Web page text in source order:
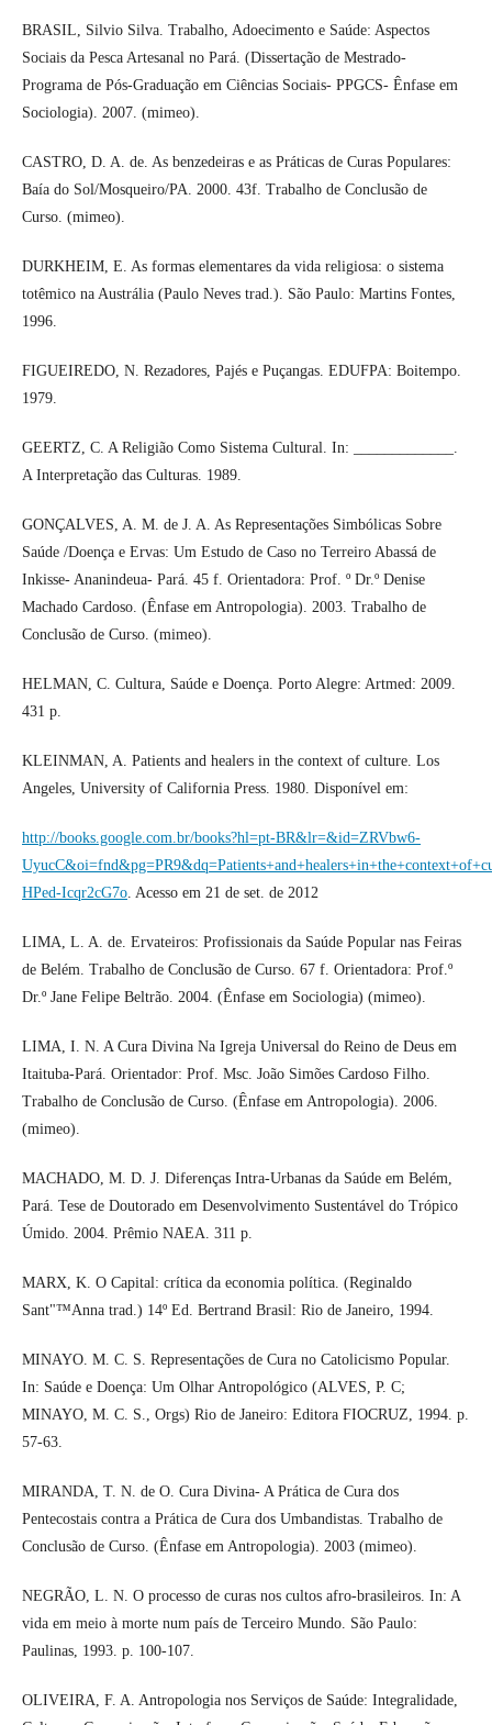
BRASIL, Silvio Silva. Trabalho, Adoecimento e Saúde: Aspectos
Sociais da Pesca Artesanal no Pará. (Dissertação de Mestrado-
Programa de Pós-Graduação em Ciências Sociais- PPGCS- Ênfase em
Sociologia). 2007. (mimeo).
CASTRO, D. A. de. As benzedeiras e as Práticas de Curas Populares:
Baía do Sol/Mosqueiro/PA. 2000. 43f. Trabalho de Conclusão de
Curso. (mimeo).
DURKHEIM, E. As formas elementares da vida religiosa: o sistema
totêmico na Austrália (Paulo Neves trad.). São Paulo: Martins Fontes,
1996.
FIGUEIREDO, N. Rezadores, Pajés e Puçangas. EDUFPA: Boitempo.
1979.
GEERTZ, C. A Religião Como Sistema Cultural. In: _____________.
A Interpretação das Culturas. 1989.
GONÇALVES, A. M. de J. A. As Representações Simbólicas Sobre
Saúde /Doença e Ervas: Um Estudo de Caso no Terreiro Abassá de
Inkisse- Ananindeua- Pará. 45 f. Orientadora: Prof. º Dr.º Denise
Machado Cardoso. (Ênfase em Antropologia). 2003. Trabalho de
Conclusão de Curso. (mimeo).
HELMAN, C. Cultura, Saúde e Doença. Porto Alegre: Artmed: 2009.
431 p.
KLEINMAN, A. Patients and healers in the context of culture. Los
Angeles, University of California Press. 1980. Disponível em:
http://books.google.com.br/books?hl=pt-BR&lr=&id=ZRVbw6-
HPed-Icqr2cG7o. Acesso em 21 de set. de 2012
LIMA, L. A. de. Ervateiros: Profissionais da Saúde Popular nas Feiras
de Belém. Trabalho de Conclusão de Curso. 67 f. Orientadora: Prof.º
Dr.º Jane Felipe Beltrão. 2004. (Ênfase em Sociologia) (mimeo).
LIMA, I. N. A Cura Divina Na Igreja Universal do Reino de Deus em
Itaituba-Pará. Orientador: Prof. Msc. João Simões Cardoso Filho.
Trabalho de Conclusão de Curso. (Ênfase em Antropologia). 2006.
(mimeo).
MACHADO, M. D. J. Diferenças Intra-Urbanas da Saúde em Belém,
Pará. Tese de Doutorado em Desenvolvimento Sustentável do Trópico
Úmido. 2004. Prêmio NAEA. 311 p.
MARX, K. O Capital: crítica da economia política. (Reginaldo
Sant"™Anna trad.) 14º Ed. Bertrand Brasil: Rio de Janeiro, 1994.
MINAYO. M. C. S. Representações de Cura no Catolicismo Popular.
In: Saúde e Doença: Um Olhar Antropológico (ALVES, P. C;
MINAYO, M. C. S., Orgs) Rio de Janeiro: Editora FIOCRUZ, 1994. p.
57-63.
MIRANDA, T. N. de O. Cura Divina- A Prática de Cura dos
Pentecostais contra a Prática de Cura dos Umbandistas. Trabalho de
Conclusão de Curso. (Ênfase em Antropologia). 2003 (mimeo).
NEGRÃO, L. N. O processo de curas nos cultos afro-brasileiros. In: A
vida em meio à morte num país de Terceiro Mundo. São Paulo:
Paulinas, 1993. p. 100-107.
OLIVEIRA, F. A. Antropologia nos Serviços de Saúde: Integralidade,